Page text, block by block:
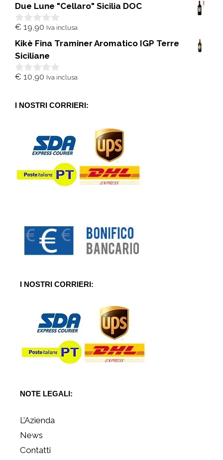
u
5
Due Lune "Cellaro" Sicilia DOC
0
u
5
€ 19,90 Iva inclusa
Kikè Fina Traminer Aromatico IGP Terre
Siciliane
0
5
€ 10,90 Iva inclusa
I NOSTRI CORRIERI:
I NOSTRI CORRIERI:
NOTE LEGALI:
L’Azienda
News
Contatti